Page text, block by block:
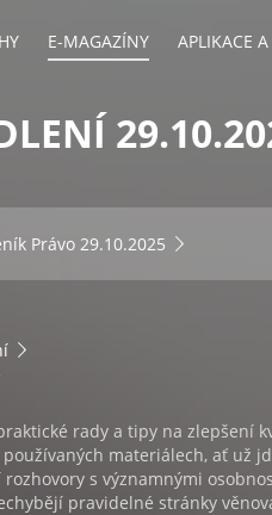
E-MAGAZÍNY APLIKACE
Právo 29.10.2025
rady a tipy na zlepšení
materiálech, ať už
s významnými
pravidelné stránky